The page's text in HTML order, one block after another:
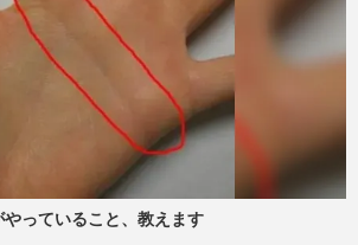
っていること、教えます